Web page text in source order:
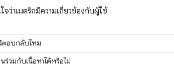
ว่าเมตริกมีความเกี่ยวข้องกับผู้ใช้
ร์ตอบกลับไหม
วมกับเนื้อหาได้หรือไม่